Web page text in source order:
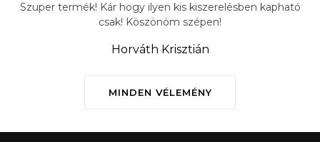
MINDEN VÉLEMÉNY
Szuper termék! Kár hogy ilyen kis kiszerelésben kapható
csak! Köszönöm szépen!
Horváth Krisztián